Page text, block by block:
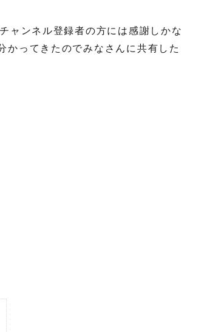
ャンネル登録者の方には感謝しかな
かってきたのでみなさんに共有した